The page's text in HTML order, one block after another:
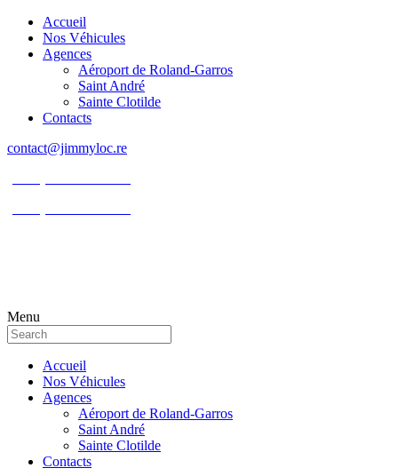
Accueil
Nos Véhicules
Agences
Aéroport de Roland-Garros
Saint André
Sainte Clotilde
Contacts
contact@jimmyloc.re
Menu
Accueil
Nos Véhicules
Agences
Aéroport de Roland-Garros
Saint André
Sainte Clotilde
Contacts